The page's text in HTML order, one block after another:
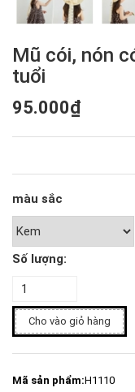
Mũ cói, nón
tuổi
95.000₫
màu sắc
Số lượng:
Cho vào giỏ hàng
Mã sản phẩm:H1110